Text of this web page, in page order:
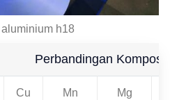
h18
Perbandingan
Cu Mn Mg